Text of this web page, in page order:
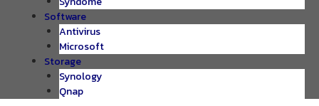
Software
Antivirus
Microsoft
Storage
Synology
Qnap